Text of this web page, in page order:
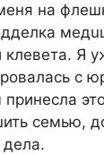
на
клевета. Я
с
принесла
семью,